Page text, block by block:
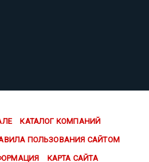
КАТАЛОГ КОМПАНИЙ
ПОЛЬЗОВАНИЯ САЙТОМ
КАРТА САЙТА